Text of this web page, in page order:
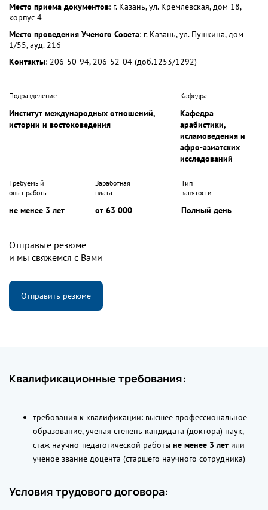
Место приема документов: г. Казань, ул. Кремлевская, дом 18,
корпус 4
Место проведения Ученого Совета: г. Казань, ул. Пушкина, дом
1/55, ауд. 216
Контакты: 206-50-94, 206-52-04 (доб.1253/1292)
Подразделение:
Институт международных отношений,
истории и востоковедения
Кафедра:
Кафедра
арабистики,
исламоведения и
афро-азиатских
исследований
Требуемый
опыт работы:
не менее 3 лет
Заработная
плата:
от 63 000
Тип
занятости:
Полный день
Отправьте резюме
и мы свяжемся с Вами
Отправить резюме
Квалификационные требования:
требования к квалификации: высшее профессиональное
образование, ученая степень кандидата (доктора) наук,
стаж научно-педагогической работы не менее 3 лет или
ученое звание доцента (старшего научного сотрудника)
Условия трудового договора: